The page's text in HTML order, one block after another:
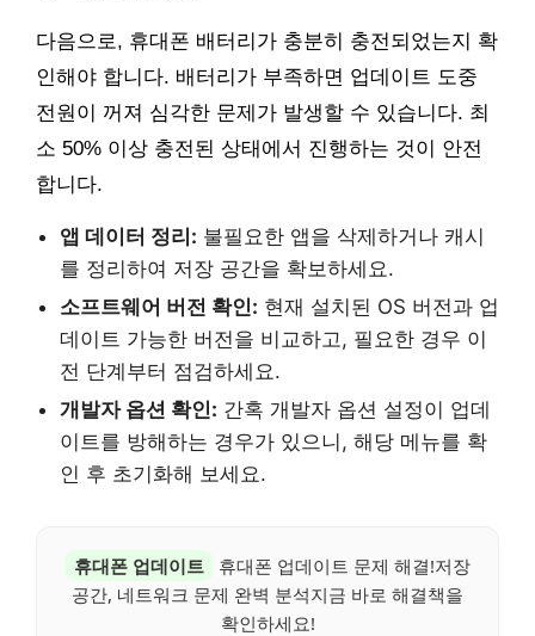
다음으로, 휴대폰 배터리가 충분히 충전되었는지 확
인해야 합니다. 배터리가 부족하면 업데이트 도중
전원이 꺼져 심각한 문제가 발생할 수 있습니다. 최
소 50% 이상 충전된 상태에서 진행하는 것이 안전
합니다.
앱 데이터 정리: 불필요한 앱을 삭제하거나 캐시
를 정리하여 저장 공간을 확보하세요.
소프트웨어 버전 확인: 현재 설치된 OS 버전과 업
데이트 가능한 버전을 비교하고, 필요한 경우 이
전 단계부터 점검하세요.
개발자 옵션 확인: 간혹 개발자 옵션 설정이 업데
이트를 방해하는 경우가 있으니, 해당 메뉴를 확
인 후 초기화해 보세요.
휴대폰 업데이트
휴대폰 업데이트 문제 해결!저장
공간, 네트워크 문제 완벽 분석지금 바로 해결책을
확인하세요!